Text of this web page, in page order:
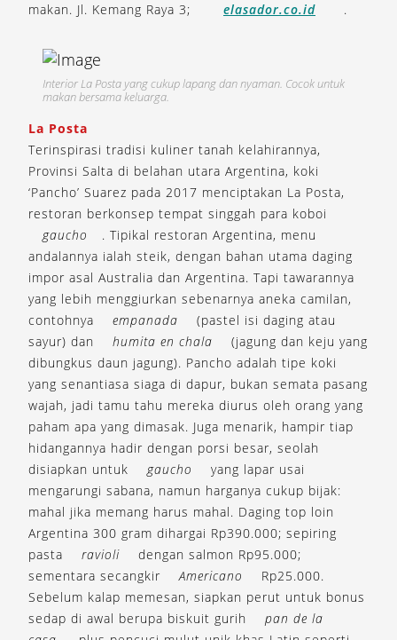
makan. Jl. Kemang Raya 3;
elasador.co.id .
Interior La Posta yang cukup lapang dan nyaman. Cocok untuk
makan bersama keluarga.
La Posta
Terinspirasi tradisi kuliner tanah kelahirannya,
Provinsi Salta di belahan utara Argentina, koki
‘Pancho’ Suarez pada 2017 menciptakan La Posta,
restoran berkonsep tempat singgah para koboi
gaucho
. Tipikal restoran Argentina, menu
andalannya ialah steik, dengan bahan utama daging
impor asal Australia dan Argentina. Tapi tawarannya
yang lebih menggiurkan sebenarnya aneka camilan,
contohnya
empanada
(pastel isi daging atau
sayur) dan
humita en chala
(jagung dan keju yang
dibungkus daun jagung). Pancho adalah tipe koki
yang senantiasa siaga di dapur, bukan semata pasang
wajah, jadi tamu tahu mereka diurus oleh orang yang
paham apa yang dimasak. Juga menarik, hampir tiap
hidangannya hadir dengan porsi besar, seolah
disiapkan untuk
gaucho
yang lapar usai
mengarungi sabana, namun harganya cukup bijak:
mahal jika memang harus mahal. Daging top loin
Argentina 300 gram dihargai Rp390.000; sepiring
pasta
ravioli
dengan salmon Rp95.000;
sementara secangkir
Americano
Rp25.000.
Sebelum kalap memesan, siapkan perut untuk bonus
sedap di awal berupa biskuit gurih
pan de la